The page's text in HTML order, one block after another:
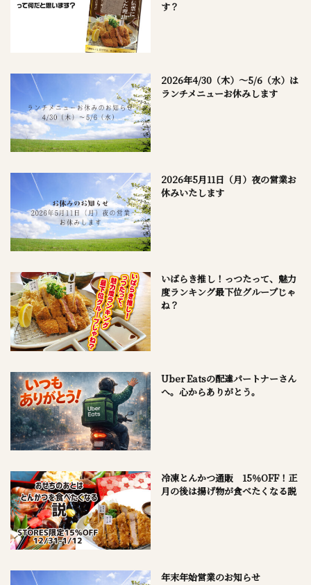
す？
2026年4/30（木）～5/6（水）は
ランチメニューお休みします
2026年5月11日（月）夜の営業お
休みいたします
いばらき推し！っつたって、魅力
度ランキング最下位グループじゃ
ね？
Uber Eatsの配達パートナーさん
へ。心からありがとう。
冷凍とんかつ通販 15％OFF！正
月の後は揚げ物が食べたくなる説
年末年始営業のお知らせ